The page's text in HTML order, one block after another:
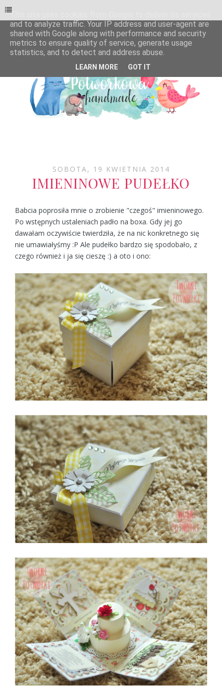
SOBOTA, 19 KWIETNIA 2014
IMIENINOWE PUDEŁKO
Babcia poprosiła mnie o zrobienie "czegoś" imieninowego.
Po wstępnych ustaleniach padło na boxa. Gdy jej go
dawałam oczywiście twierdziła, że na nic konkretnego się
nie umawiałyśmy :P Ale pudełko bardzo się spodobało, z
czego również i ja się cieszę :) a oto i ono:
This site uses cookies from Google to deliver its services
and to analyze traffic. Your IP address and user-agent are
shared with Google along with performance and security
metrics to ensure quality of service, generate usage
statistics, and to detect and address abuse.
LEARN MORE GOT IT